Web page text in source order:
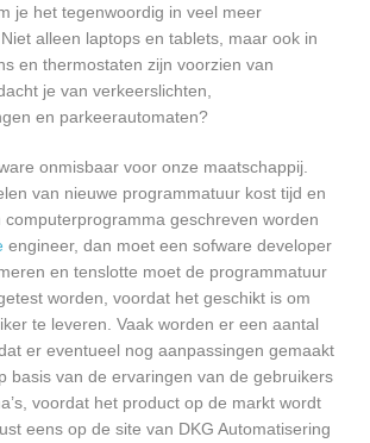
je het tegenwoordig in veel meer
alleen laptops en tablets, maar ook in
en thermostaten zijn voorzien van
je van verkeerslichten,
en parkeerautomaten?
onmisbaar voor onze maatschappij.
van nieuwe programmatuur kost tijd en
geschreven worden
engineer, dan moet een sofware developer
en tenslotte moet de programmatuur
worden, voordat het geschikt is om
te leveren. Vaak worden er een aantal
er eventueel nog aanpassingen gemaakt
basis van de ervaringen van de gebruikers
voordat het product op de markt wordt
eens op de site van DKG Automatisering